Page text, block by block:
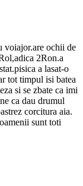
voiajor.are ochii de
2Ron.a
a lasat-o
tot timpul isi batea
si se zbate ca imi
ca dau drumul
corcitura aia.
sunt toti